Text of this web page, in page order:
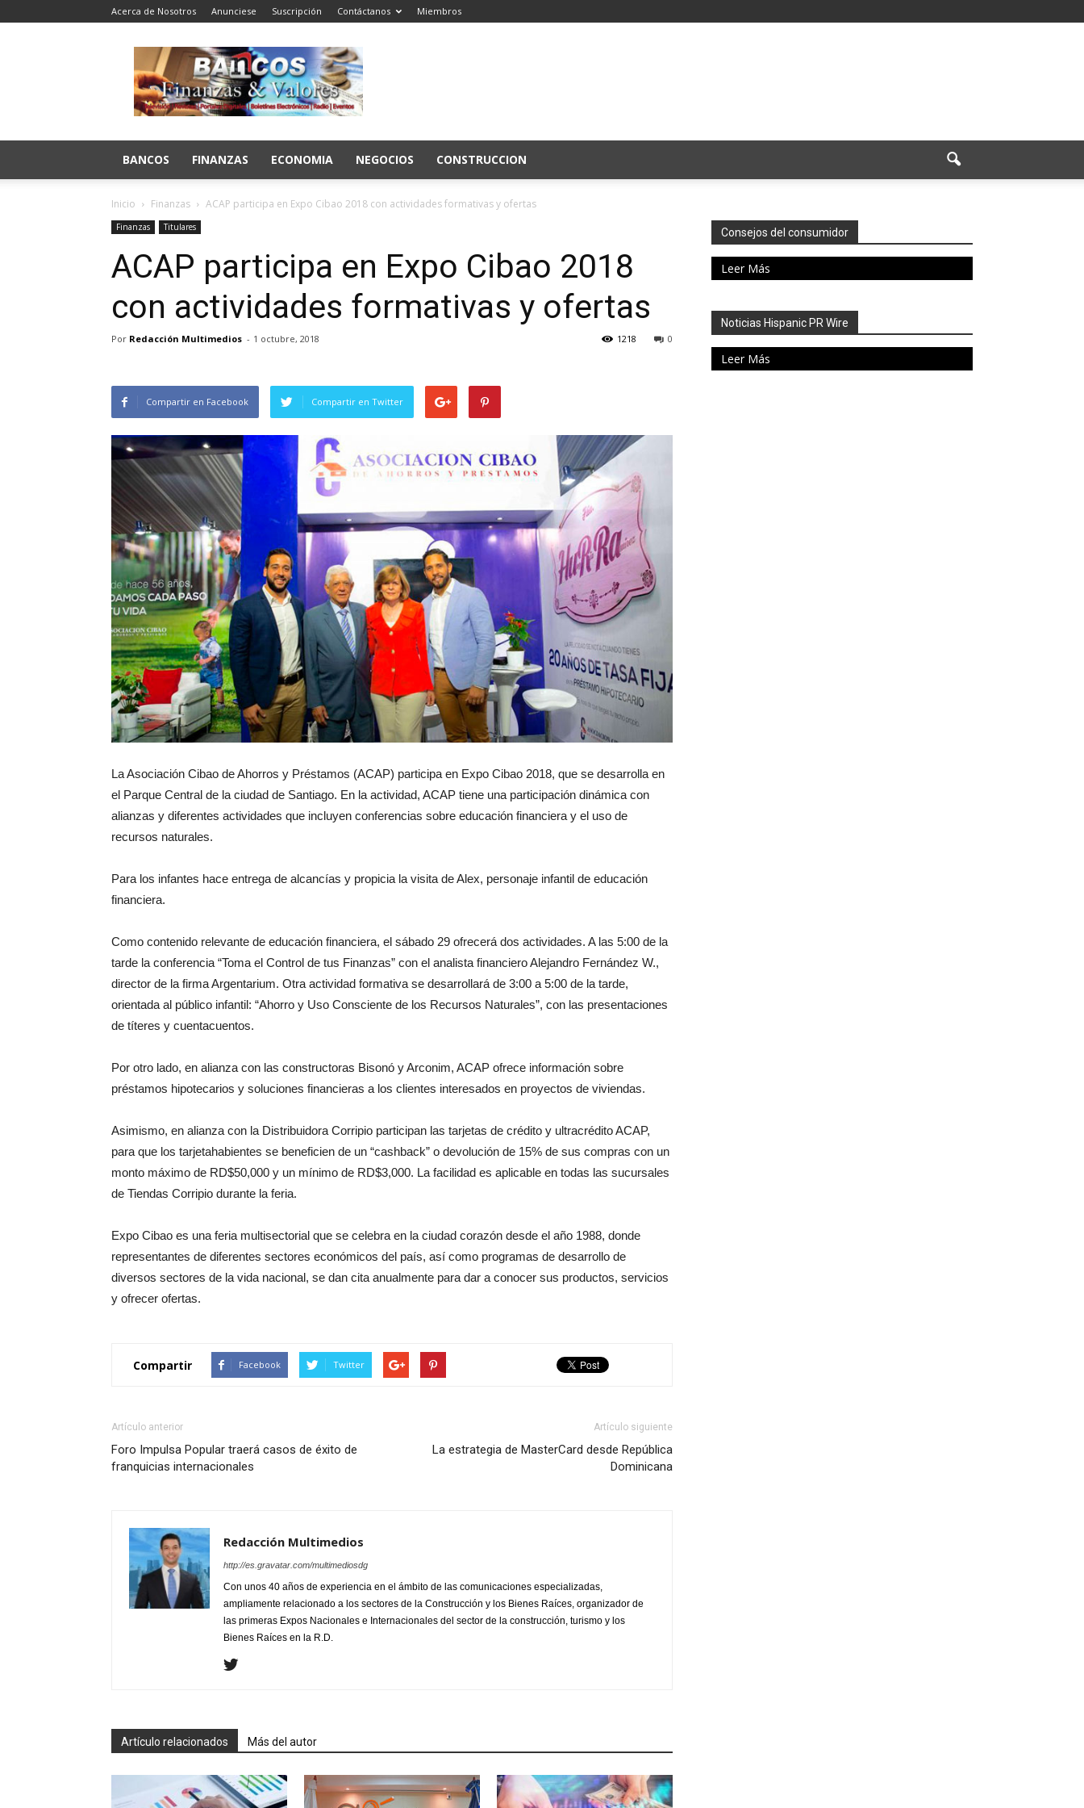
Acerca de Nosotros Anunciese Suscripción Contáctanos Miembros
Bancos
Finanzas
y
Valores
BANCOS FINANZAS ECONOMIA NEGOCIOS CONSTRUCCION
Inicio Finanzas ACAP participa en Expo Cibao 2018 con actividades formativas y ofertas
Finanzas Titulares
ACAP participa en Expo Cibao 2018
con actividades formativas y ofertas
Por Redacción Multimedios - 1 octubre, 2018 0
1218
Compartir en Facebook Compartir en Twitter
La Asociación Cibao de Ahorros y Préstamos (ACAP) participa en Expo Cibao 2018, que se desarrolla en
el Parque Central de la ciudad de Santiago. En la actividad, ACAP tiene una participación dinámica con
alianzas y diferentes actividades que incluyen conferencias sobre educación financiera y el uso de
recursos naturales.
Para los infantes hace entrega de alcancías y propicia la visita de Alex, personaje infantil de educación
financiera.
Como contenido relevante de educación financiera, el sábado 29 ofrecerá dos actividades. A las 5:00 de la
tarde la conferencia “Toma el Control de tus Finanzas” con el analista financiero Alejandro Fernández W.,
director de la firma Argentarium. Otra actividad formativa se desarrollará de 3:00 a 5:00 de la tarde,
orientada al público infantil: “Ahorro y Uso Consciente de los Recursos Naturales”, con las presentaciones
de títeres y cuentacuentos.
Por otro lado, en alianza con las constructoras Bisonó y Arconim, ACAP ofrece información sobre
préstamos hipotecarios y soluciones financieras a los clientes interesados en proyectos de viviendas.
Asimismo, en alianza con la Distribuidora Corripio participan las tarjetas de crédito y ultracrédito ACAP,
para que los tarjetahabientes se beneficien de un “cashback” o devolución de 15% de sus compras con un
monto máximo de RD$50,000 y un mínimo de RD$3,000. La facilidad es aplicable en todas las sucursales
de Tiendas Corripio durante la feria.
Expo Cibao es una feria multisectorial que se celebra en la ciudad corazón desde el año 1988, donde
representantes de diferentes sectores económicos del país, así como programas de desarrollo de
diversos sectores de la vida nacional, se dan cita anualmente para dar a conocer sus productos, servicios
y ofrecer ofertas.
Compartir Facebook Twitter
Artículo anterior
Foro Impulsa Popular traerá casos de éxito de
franquicias internacionales
Artículo siguiente
La estrategia de MasterCard desde República
Dominicana
Redacción Multimedios
http://es.gravatar.com/multimediosdg
Con unos 40 años de experiencia en el ámbito de las comunicaciones especializadas,
ampliamente relacionado a los sectores de la Construcción y los Bienes Raíces, organizador de
las primeras Expos Nacionales e Internacionales del sector de la construcción, turismo y los
Bienes Raíces en la R.D.
Artículo relacionados Más del autor
Consejos del consumidor
Leer Más
Noticias Hispanic PR Wire
Leer Más